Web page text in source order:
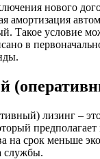
нового
амортизация
Такое условие
в
лизинг –
предполагает
на срок меньше
службы.